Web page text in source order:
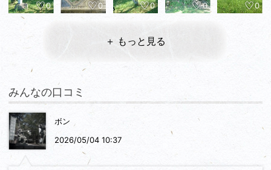
0 0 0 0 0
＋ もっと見る
みんなの口コミ
ボン
2026/05/04 10:37